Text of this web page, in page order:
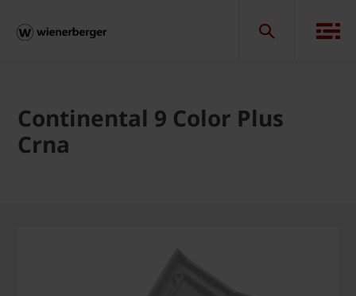
Continental 9 Color Plus
Crna